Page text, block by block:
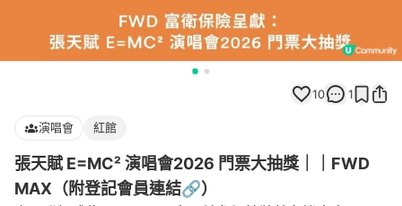
10 1
演唱會 紅館
張天賦 E=MC² 演唱會2026 門票大抽獎｜｜FWD
MAX（附登記會員連結🔗）